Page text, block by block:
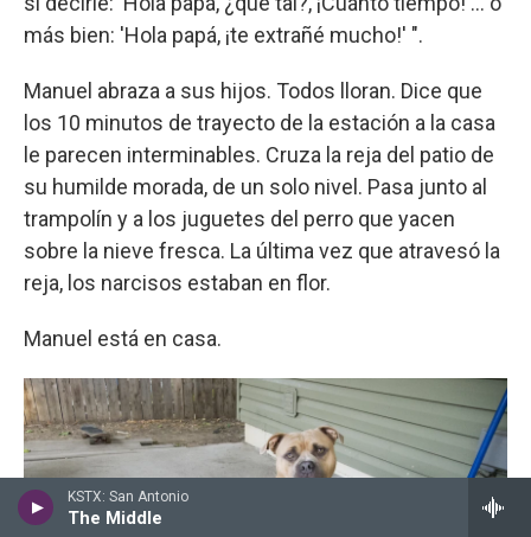
KSTX: San Antonio
The Middle
más bien: 'Hola papá, ¡te extrañé mucho!' ".
Manuel abraza a sus hijos. Todos lloran. Dice que
los 10 minutos de trayecto de la estación a la casa
le parecen interminables. Cruza la reja del patio de
su humilde morada, de un solo nivel. Pasa junto al
trampolín y a los juguetes del perro que yacen
sobre la nieve fresca. La última vez que atravesó la
reja, los narcisos estaban en flor.
Manuel está en casa.